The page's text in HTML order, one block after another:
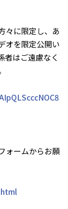
々に限定し、あ
オを限定公開い
者はご遠慮なく
ォームからお願